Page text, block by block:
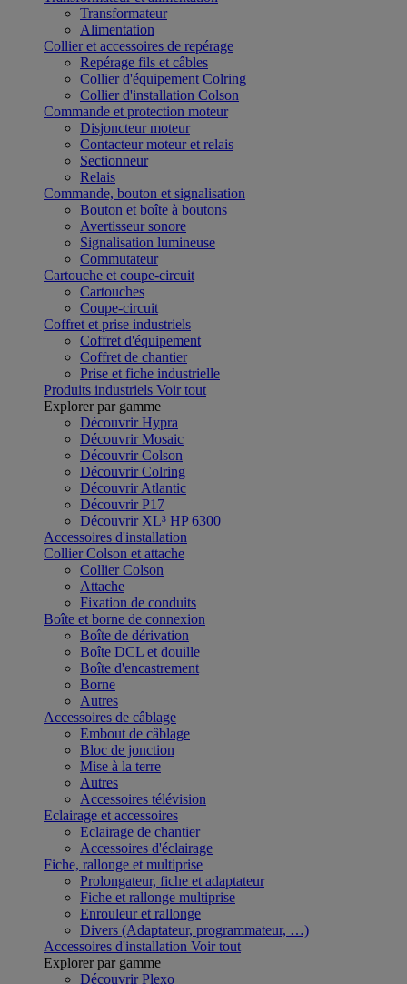
Transformateur
Alimentation
Collier et accessoires de repérage
Repérage fils et câbles
Collier d'équipement Colring
Collier d'installation Colson
Commande et protection moteur
Disjoncteur moteur
Contacteur moteur et relais
Sectionneur
Relais
Commande, bouton et signalisation
Bouton et boîte à boutons
Avertisseur sonore
Signalisation lumineuse
Commutateur
Cartouche et coupe-circuit
Cartouches
Coupe-circuit
Coffret et prise industriels
Coffret d'équipement
Coffret de chantier
Prise et fiche industrielle
Produits industriels Voir tout
Explorer par gamme
Découvrir Hypra
Découvrir Mosaic
Découvrir Colson
Découvrir Colring
Découvrir Atlantic
Découvrir P17
Découvrir XL³ HP 6300
Accessoires d'installation
Collier Colson et attache
Collier Colson
Attache
Fixation de conduits
Boîte et borne de connexion
Boîte de dérivation
Boîte DCL et douille
Boîte d'encastrement
Borne
Autres
Accessoires de câblage
Embout de câblage
Bloc de jonction
Mise à la terre
Autres
Accessoires télévision
Eclairage et accessoires
Eclairage de chantier
Accessoires d'éclairage
Fiche, rallonge et multiprise
Prolongateur, fiche et adaptateur
Fiche et rallonge multiprise
Enrouleur et rallonge
Divers (Adaptateur, programmateur, …)
Accessoires d'installation Voir tout
Explorer par gamme
Découvrir Plexo